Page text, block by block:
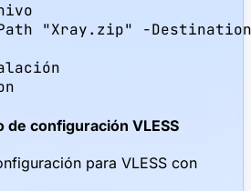
"Xray.zip" -
de configuración VLESS
para VLESS con